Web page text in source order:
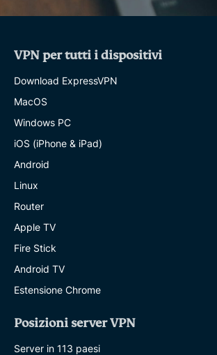
VPN per tutti i dispositivi
Download ExpressVPN
MacOS
Windows PC
iOS (iPhone & iPad)
Android
Linux
Router
Apple TV
Fire Stick
Android TV
Estensione Chrome
Posizioni server VPN
Server in 113 paesi